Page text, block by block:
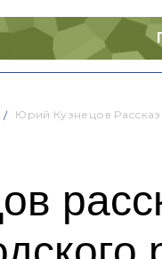
Юрий Кузнецов